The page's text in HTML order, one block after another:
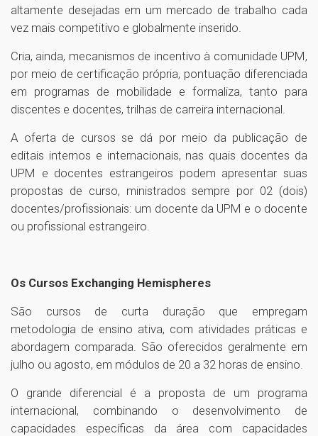
altamente desejadas em um mercado de trabalho cada
vez mais competitivo e globalmente inserido.
Cria, ainda, mecanismos de incentivo à comunidade UPM,
por meio de certificação própria, pontuação diferenciada
em programas de mobilidade e formaliza, tanto para
discentes e docentes, trilhas de carreira internacional.
A oferta de cursos se dá por meio da publicação de
editais internos e internacionais, nas quais docentes da
UPM e docentes estrangeiros podem apresentar suas
propostas de curso, ministrados sempre por 02 (dois)
docentes/profissionais: um docente da UPM e o docente
ou profissional estrangeiro.
Os Cursos Exchanging Hemispheres
São cursos de curta duração que empregam
metodologia de ensino ativa, com atividades práticas e
abordagem comparada. São oferecidos geralmente em
julho ou agosto, em módulos de 20 a 32 horas de ensino.
O grande diferencial é a proposta de um programa
internacional, combinando o desenvolvimento de
capacidades específicas da área com capacidades